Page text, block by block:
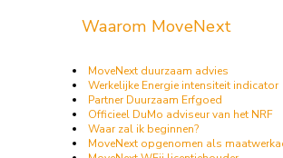
Waarom MoveNext
MoveNext duurzaam advies
Werkelijke Energie intensiteit indicator
Partner Duurzaam Erfgoed
Officieel DuMo adviseur van het NRF
Waar zal ik beginnen?
MoveNext opgenomen als